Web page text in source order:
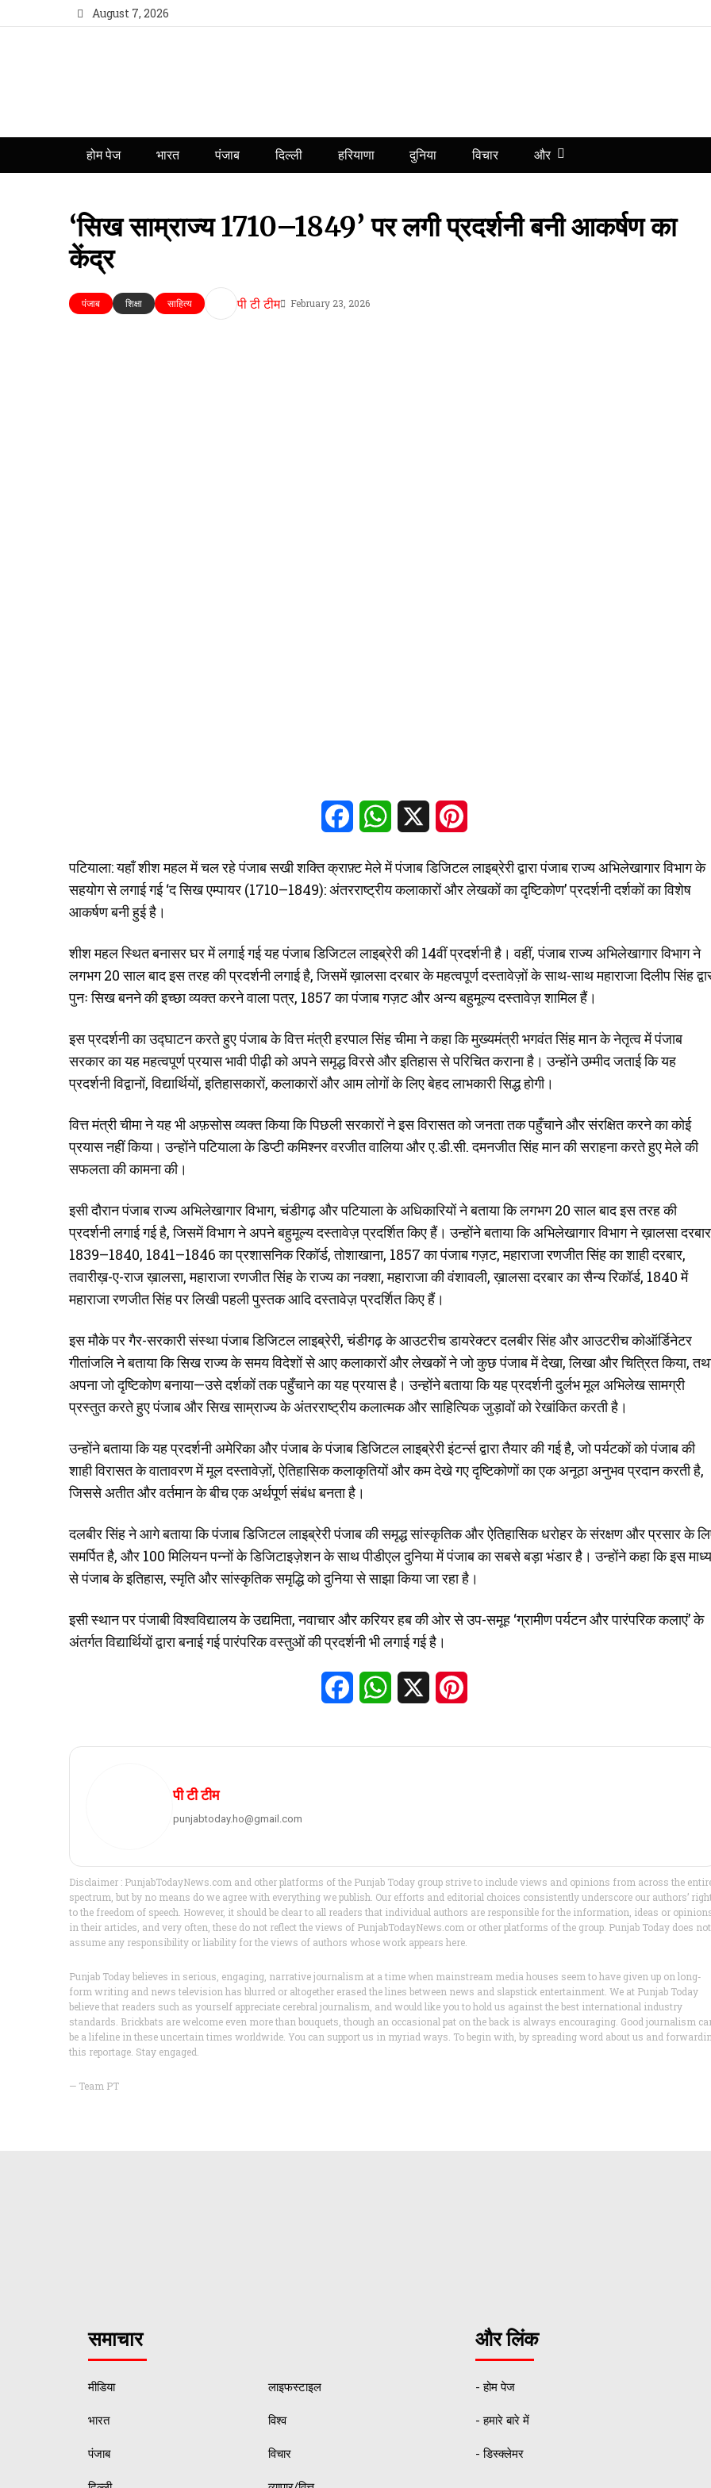
August 7, 2026
होम पेज भारत पंजाब दिल्ली हरियाणा दुनिया विचार और
‘सिख साम्राज्य 1710–1849’ पर लगी प्रदर्शनी बनी आकर्षण का
केंद्र
पंजाब शिक्षा साहित्य पी टी टीम February 23, 2026
FacebookWhatsApp
पटियाला: यहाँ शीश महल में चल रहे पंजाब सखी शक्ति क्राफ़्ट मेले में पंजाब डिजिटल लाइब्रेरी द्वारा पंजाब राज्य अभिलेखागार विभाग के
सहयोग से लगाई गई ‘द सिख एम्पायर (1710–1849): अंतरराष्ट्रीय कलाकारों और लेखकों का दृष्टिकोण’ प्रदर्शनी दर्शकों का विशेष
आकर्षण बनी हुई है।
शीश महल स्थित बनासर घर में लगाई गई यह पंजाब डिजिटल लाइब्रेरी की 14वीं प्रदर्शनी है। वहीं, पंजाब राज्य अभिलेखागार विभाग ने
लगभग 20 साल बाद इस तरह की प्रदर्शनी लगाई है, जिसमें ख़ालसा दरबार के महत्वपूर्ण दस्तावेज़ों के साथ-साथ महाराजा दिलीप सिंह
पुनः सिख बनने की इच्छा व्यक्त करने वाला पत्र, 1857 का पंजाब गज़ट और अन्य बहुमूल्य दस्तावेज़ शामिल हैं।
इस प्रदर्शनी का उद्घाटन करते हुए पंजाब के वित्त मंत्री हरपाल सिंह चीमा ने कहा कि मुख्यमंत्री भगवंत सिंह मान के नेतृत्व में पंजाब
सरकार का यह महत्वपूर्ण प्रयास भावी पीढ़ी को अपने समृद्ध विरसे और इतिहास से परिचित कराना है। उन्होंने उम्मीद जताई कि यह
प्रदर्शनी विद्वानों, विद्यार्थियों, इतिहासकारों, कलाकारों और आम लोगों के लिए बेहद लाभकारी सिद्ध होगी।
वित्त मंत्री चीमा ने यह भी अफ़सोस व्यक्त किया कि पिछली सरकारों ने इस विरासत को जनता तक पहुँचाने और संरक्षित करने का कोई
प्रयास नहीं किया। उन्होंने पटियाला के डिप्टी कमिश्नर वरजीत वालिया और ए.डी.सी. दमनजीत सिंह मान की सराहना करते हुए मेले की
सफलता की कामना की।
इसी दौरान पंजाब राज्य अभिलेखागार विभाग, चंडीगढ़ और पटियाला के अधिकारियों ने बताया कि लगभग 20 साल बाद इस तरह की
प्रदर्शनी लगाई गई है, जिसमें विभाग ने अपने बहुमूल्य दस्तावेज़ प्रदर्शित किए हैं। उन्होंने बताया कि अभिलेखागार विभाग ने ख़ालसा दरबार
1839–1840, 1841–1846 का प्रशासनिक रिकॉर्ड, तोशाखाना, 1857 का पंजाब गज़ट, महाराजा रणजीत सिंह का शाही दरबार,
तवारीख़-ए-राज ख़ालसा, महाराजा रणजीत सिंह के राज्य का नक्शा, महाराजा की वंशावली, ख़ालसा दरबार का सैन्य रिकॉर्ड, 1840 में
महाराजा रणजीत सिंह पर लिखी पहली पुस्तक आदि दस्तावेज़ प्रदर्शित किए हैं।
इस मौके पर गैर-सरकारी संस्था पंजाब डिजिटल लाइब्रेरी, चंडीगढ़ के आउटरीच डायरेक्टर दलबीर सिंह और आउटरीच कोऑर्डिनेटर
गीतांजलि ने बताया कि सिख राज्य के समय विदेशों से आए कलाकारों और लेखकों ने जो कुछ पंजाब में देखा, लिखा और चित्रित किया,
अपना जो दृष्टिकोण बनाया—उसे दर्शकों तक पहुँचाने का यह प्रयास है। उन्होंने बताया कि यह प्रदर्शनी दुर्लभ मूल अभिलेख सामग्री
प्रस्तुत करते हुए पंजाब और सिख साम्राज्य के अंतरराष्ट्रीय कलात्मक और साहित्यिक जुड़ावों को रेखांकित करती है।
उन्होंने बताया कि यह प्रदर्शनी अमेरिका और पंजाब के पंजाब डिजिटल लाइब्रेरी इंटर्न्स द्वारा तैयार की गई है, जो पर्यटकों को पंजाब की
शाही विरासत के वातावरण में मूल दस्तावेज़ों, ऐतिहासिक कलाकृतियों और कम देखे गए दृष्टिकोणों का एक अनूठा अनुभव प्रदान करती है,
जिससे अतीत और वर्तमान के बीच एक अर्थपूर्ण संबंध बनता है।
दलबीर सिंह ने आगे बताया कि पंजाब डिजिटल लाइब्रेरी पंजाब की समृद्ध सांस्कृतिक और ऐतिहासिक धरोहर के संरक्षण और प्रसार के
समर्पित है, और 100 मिलियन पन्नों के डिजिटाइज़ेशन के साथ पीडीएल दुनिया में पंजाब का सबसे बड़ा भंडार है। उन्होंने कहा कि इस
से पंजाब के इतिहास, स्मृति और सांस्कृतिक समृद्धि को दुनिया से साझा किया जा रहा है।
इसी स्थान पर पंजाबी विश्वविद्यालय के उद्यमिता, नवाचार और करियर हब की ओर से उप-समूह ‘ग्रामीण पर्यटन और पारंपरिक कलाएं’ के
अंतर्गत विद्यार्थियों द्वारा बनाई गई पारंपरिक वस्तुओं की प्रदर्शनी भी लगाई गई है।
FacebookWhatsApp
पी टी टीम
punjabtoday.ho@gmail.com
Disclaimer : PunjabTodayNews.com and other platforms of the Punjab Today group strive to include views and opinions from across the
spectrum, but by no means do we agree with everything we publish. Our efforts and editorial choices consistently underscore our authors’
to the freedom of speech. However, it should be clear to all readers that individual authors are responsible for the information, ideas or
in their articles, and very often, these do not reflect the views of PunjabTodayNews.com or other platforms of the group. Punjab Today does not
assume any responsibility or liability for the views of authors whose work appears here.
Punjab Today believes in serious, engaging, narrative journalism at a time when mainstream media houses seem to have given up on long-
form writing and news television has blurred or altogether erased the lines between news and slapstick entertainment. We at Punjab Today
believe that readers such as yourself appreciate cerebral journalism, and would like you to hold us against the best international industry
standards. Brickbats are welcome even more than bouquets, though an occasional pat on the back is always encouraging. Good journalism
be a lifeline in these uncertain times worldwide. You can support us in myriad ways. To begin with, by spreading word about us and
this reportage. Stay engaged.
— Team PT
समाचार
मीडिया
भारत
पंजाब
लाइफस्टाइल
विश्व
विचार
और लिंक
- होम पेज
- हमारे बारे में
- डिस्क्लेमर